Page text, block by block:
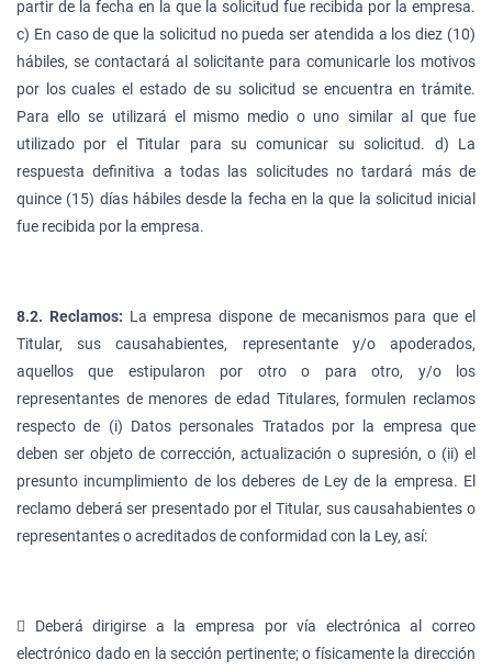
partir de la fecha en la que la solicitud fue recibida por la empresa.
c) En caso de que la solicitud no pueda ser atendida a los diez (10)
hábiles, se contactará al solicitante para comunicarle los motivos
por los cuales el estado de su solicitud se encuentra en trámite.
Para ello se utilizará el mismo medio o uno similar al que fue
utilizado por el Titular para su comunicar su solicitud. d) La
respuesta definitiva a todas las solicitudes no tardará más de
quince (15) días hábiles desde la fecha en la que la solicitud inicial
fue recibida por la empresa.
8.2. Reclamos: La empresa dispone de mecanismos para que el
Titular, sus causahabientes, representante y/o apoderados,
aquellos que estipularon por otro o para otro, y/o los
representantes de menores de edad Titulares, formulen reclamos
respecto de (i) Datos personales Tratados por la empresa que
deben ser objeto de corrección, actualización o supresión, o (ii) el
presunto incumplimiento de los deberes de Ley de la empresa. El
reclamo deberá ser presentado por el Titular, sus causahabientes o
representantes o acreditados de conformidad con la Ley, así:
 Deberá dirigirse a la empresa por vía electrónica al correo
electrónico dado en la sección pertinente; o físicamente la dirección